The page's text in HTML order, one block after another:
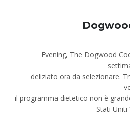
Evening, The Dogwood
deliziato ora da selezionare.
il programma dietetico non è
Stati Uniti